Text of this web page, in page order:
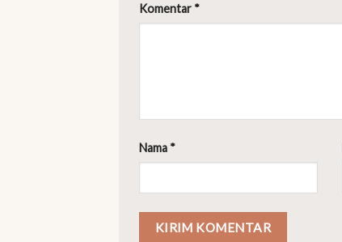
Komentar *
Nama *